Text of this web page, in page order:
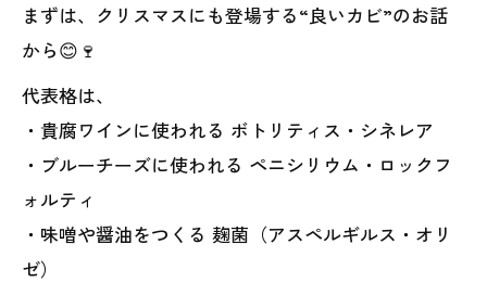
まずは、クリスマスにも登場する“良いカビ”のお話
から😊🍷
代表格は、
・貴腐ワインに使われる ボトリティス・シネレア
・ブルーチーズに使われる ペニシリウム・ロックフ
ォルティ
・味噌や醤油をつくる 麹菌（アスペルギルス・オリ
ゼ）